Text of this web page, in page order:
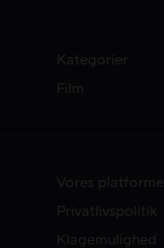
Kategorier
Film
Vores platforme
Privatlivspolitik
Klagemulighed